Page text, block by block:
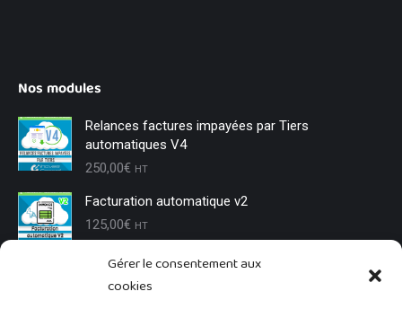
Gérer le consentement aux
cookies
Nos modules
Relances factures impayées par Tiers
automatiques V4
250,00€ HT
Facturation automatique v2
125,00€ HT
Changement de tiers